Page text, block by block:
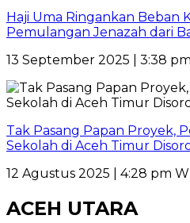
Haji Uma Ringankan Beban
Pemulangan Jenazah dari
13 September 2025 | 3:38
Tak Pasang Papan Proyek,
Sekolah di Aceh Timur
12 Agustus 2025 | 4:28 pm
ACEH UTARA